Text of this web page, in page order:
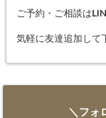
ご予約・ご相談は
気軽に友達追加して
＼フォ